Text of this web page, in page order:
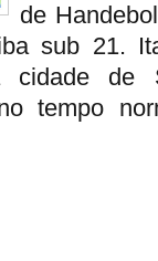
de
sub 21.
cidade de
tempo